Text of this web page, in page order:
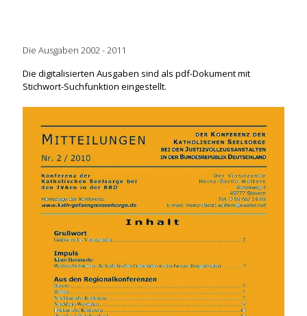
Die Ausgaben 2002 - 2011
Die digitalisierten Ausgaben sind als pdf-Dokument mit
Stichwort-Suchfunktion eingestellt.